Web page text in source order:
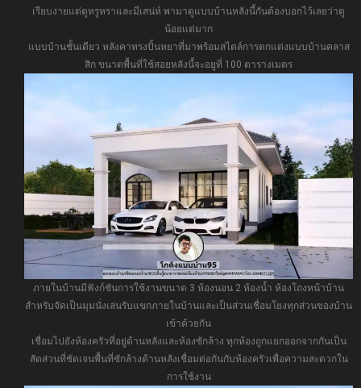
เรียบง่ายแต่ดูหรูหราและมีเสน่ห์ พามาดูแบบบ้านหลังนี้กันต้องบอกไว้เลยว่าดู
น้อยแต่มาก
แบบบ้านชั้นเดียว หลังคาทรงปั้นหยาที่มาพร้อมสไตล์การตกแต่งแบบบ้านคลาส
สิก ขนาดพื้นที่ใช้สอยหลังนี้จะอยูที่ 100 ตารางเมตร
ภายในบ้านมีฟังก์ชันการใช้งานขนาด 3 ห้องนอน 2 ห้องน้ำ ห้องโถงหน้าบ้าน
สำหรับจัดเป็นมุมนั่งเล่นรับแขกภายในบ้านและเป็นส่วนเชื่อมโยงทุกส่วนของบ้าน
เข้าด้วยกัน
เชื่อมไปยังห้องครัวที่อยู่ด้านหลังและห้องซักล้าง ทุกห้องถูกแยกออกจากกันเป็น
สัดส่วนที่ชัดเจนพื้นที่ซักล้างด้านหลังเชื่อมต่อกันกับห้องครัวเพื่อความสะดวกใน
การใช้งาน